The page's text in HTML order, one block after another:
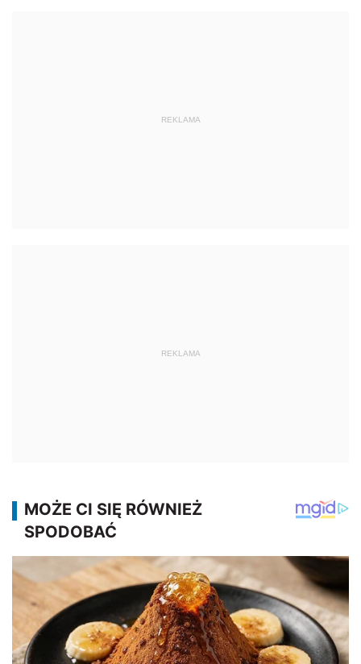
REKLAMA
REKLAMA